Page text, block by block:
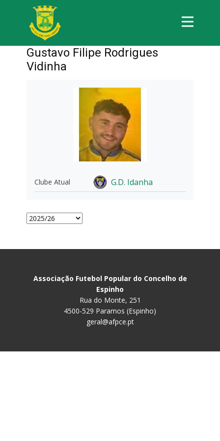
Gustavo Filipe Rodrigues
Vidinha
Clube Atual G.D. Idanha
Associação Futebol Popular do Concelho de
Espinho
Rua do Monte, 251
4500-529 Paramos (Espinho)
geral@afpce.pt